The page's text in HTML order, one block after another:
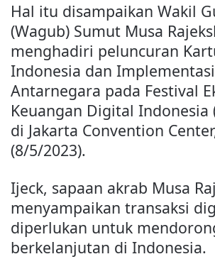
Hal itu disampaikan Wakil
(Wagub) Sumut Musa
menghadiri peluncuran
Indonesia dan Implementasi
Antarnegara pada Festival
Keuangan Digital Indonesia
di Jakarta Convention
(8/5/2023).
Ijeck, sapaan akrab Musa
menyampaikan transaksi
diperlukan untuk
berkelanjutan di Indonesia.